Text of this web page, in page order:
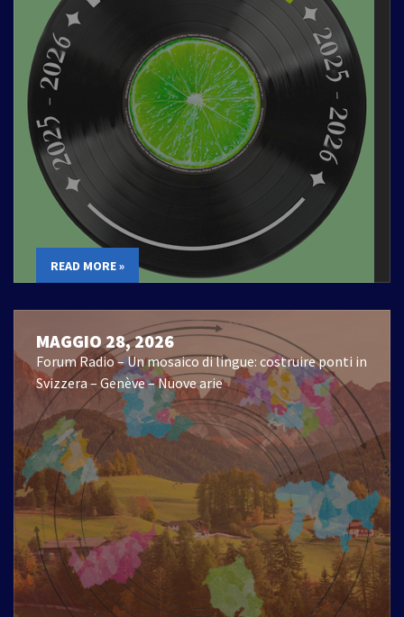
READ MORE »
MAGGIO 28, 2026
Forum Radio – Un mosaico di lingue: costruire ponti in
Svizzera – Genève – Nuove arie